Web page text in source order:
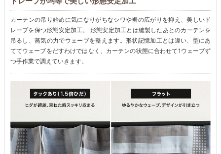
カーテンの吊り始めに気になりがちなシワや裾の広がりを抑え、美しいド
レープを保つ形態安定加工。 形態安定加工とは縫製したあとのカーテンを
吊るし、蒸気の力でウェーブを整えます。形状記憶加工とは違い、型にあ
ててウェーブをだすわけではなく、カーテンの状態に合わせて1ウェーブず
つ手作業で調えていきます。